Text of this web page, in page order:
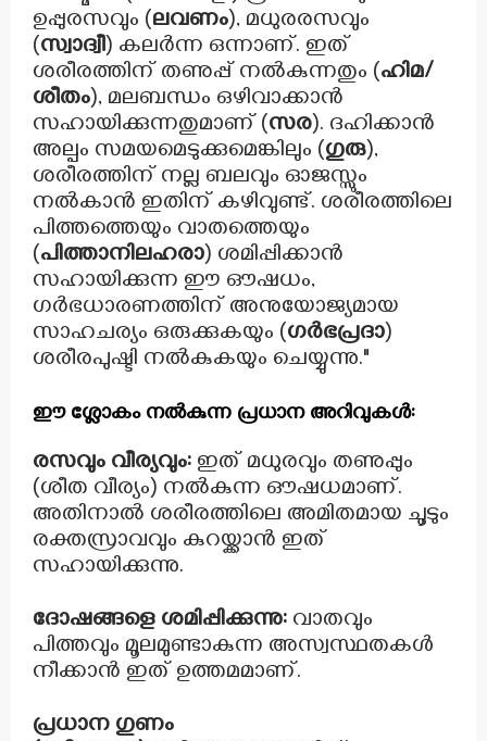
ഉപ്പുരസവും (ലവണം), മധുരരസവും
(സ്വാദ്വീ) കലർന്ന ഒന്നാണ്. ഇത്
ശരീരത്തിന് തണുപ്പ് നൽകുന്നതും (ഹിമ/
ശീതം), മലബന്ധം ഒഴിവാക്കാൻ
സഹായിക്കുന്നതുമാണ് (സര). ദഹിക്കാൻ
അല്പം സമയമെടുക്കുമെങ്കിലും (ഗുരു),
ശരീരത്തിന് നല്ല ബലവും ഓജസ്സും
നൽകാൻ ഇതിന് കഴിവുണ്ട്. ശരീരത്തിലെ
പിത്തത്തെയും വാതത്തെയും
(പിത്താനിലഹരാ) ശമിപ്പിക്കാൻ
സഹായിക്കുന്ന ഈ ഔഷധം,
ഗർഭധാരണത്തിന് അനുയോജ്യമായ
സാഹചര്യം ഒരുക്കുകയും (ഗർഭപ്രദാ)
ശരീരപുഷ്ടി നൽകുകയും ചെയ്യുന്നു."
ഈ ശ്ലോകം നൽകുന്ന പ്രധാന അറിവുകൾ:
രസവും വീര്യവും: ഇത് മധുരവും തണുപ്പും
(ശീത വീര്യം) നൽകുന്ന ഔഷധമാണ്.
അതിനാൽ ശരീരത്തിലെ അമിതമായ ചൂടും
രക്തസ്രാവവും കുറയ്ക്കാൻ ഇത്
സഹായിക്കുന്നു.
ദോഷങ്ങളെ ശമിപ്പിക്കുന്നു: വാതവും
പിത്തവും മൂലമുണ്ടാകുന്ന അസ്വസ്ഥതകൾ
നീക്കാൻ ഇത് ഉത്തമമാണ്.
പ്രധാന ഗുണം